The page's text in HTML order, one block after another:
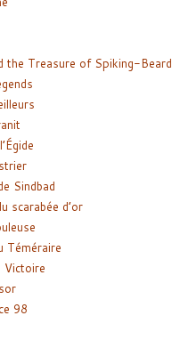
the Treasure of Spiking-Beard
Sindbad
scarabée d’or
Téméraire
Victoire
98